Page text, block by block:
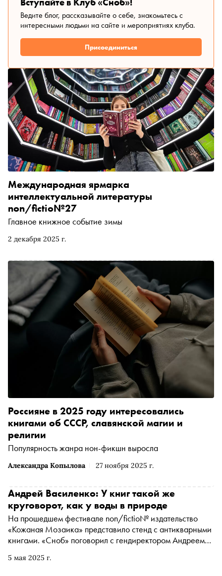
Ведите блог, рассказывайте о себе, знакомьтесь с
интересными людьми на сайте и мероприятиях клуба.
Присоединиться
2 декабря 2025 г.
Международная ярмарка
интеллектуальной литературы
non/fictio№27
Главное книжное событие зимы
Александра Копылова 27 ноября 2025 г.
Россияне в 2025 году интересовались
книгами об СССР, славянской магии и
религии
Популярность жанра нон-фикшн выросла
5 мая 2025 г.
Андрей Василенко: У книг такой же
круговорот, как у воды в природе
На прошедшем фестивале non/fictio№ издательство
«Кожаная Мозаика» представило стенд с антикварными
книгами. «Сноб» поговорил с гендиректором Андреем
книг, как собирают персональные библиотеки на 10 тыс.